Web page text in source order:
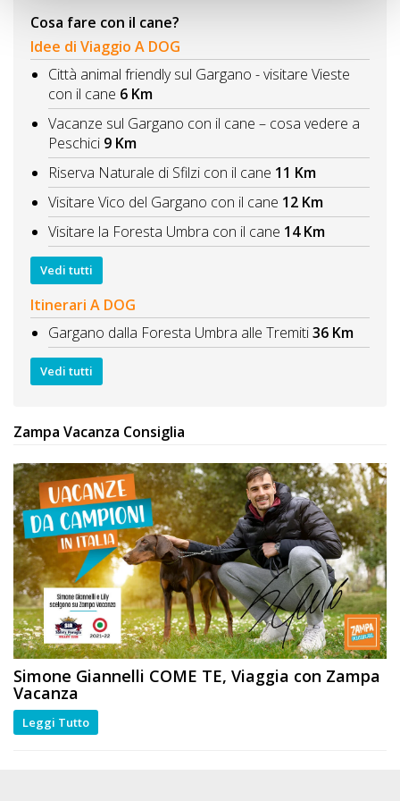
Cosa fare con il cane?
Idee di Viaggio A DOG
Città animal friendly sul Gargano - visitare Vieste
con il cane 6 Km
Vacanze sul Gargano con il cane – cosa vedere a
Peschici 9 Km
Riserva Naturale di Sfilzi con il cane 11 Km
Visitare Vico del Gargano con il cane 12 Km
Visitare la Foresta Umbra con il cane 14 Km
Vedi tutti
Itinerari A DOG
Gargano dalla Foresta Umbra alle Tremiti36 Km
Vedi tutti
Zampa Vacanza Consiglia
Simone Giannelli COME TE, Viaggia con Zampa
Vacanza
Leggi Tutto